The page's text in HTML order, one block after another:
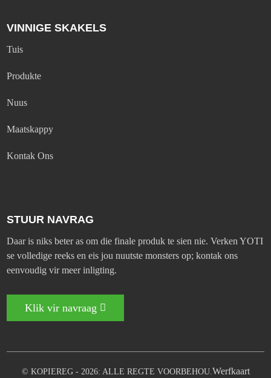
VINNIGE SKAKELS
Tuis
Produkte
Nuus
Maatskappy
Kontak Ons
STUUR NAVRAG
Daar is niks beter as om die finale produk te sien nie. Verken YOTI
se volledige reeks en eis jou nuutste monsters op; kontak ons ​​​​
eenvoudig vir meer inligting.
Klik vir navraag
© KOPIEREG - 2026: ALLE REGTE VOORBEHOU. Werfkaart